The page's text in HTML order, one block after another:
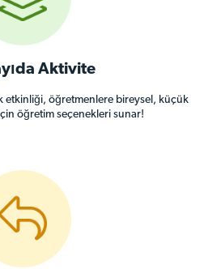
Aktivite
etkinliği, öğretmenlere bireysel, küçük
öğretim seçenekleri sunar!